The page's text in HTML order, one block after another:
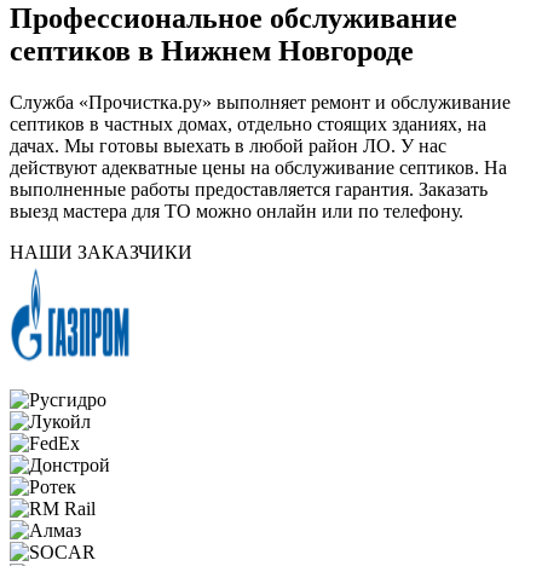
Профессиональное обслуживание
септиков в Нижнем Новгороде
Служба «Прочистка.ру» выполняет ремонт и обслуживание
септиков в частных домах, отдельно стоящих зданиях, на
дачах. Мы готовы выехать в любой район ЛО. У нас
действуют адекватные цены на обслуживание септиков. На
выполненные работы предоставляется гарантия. Заказать
выезд мастера для ТО можно онлайн или по телефону.
НАШИ ЗАКАЗЧИКИ